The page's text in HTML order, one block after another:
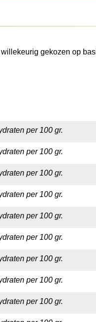
gekozen op
per 100 gr.
per 100 gr.
per 100 gr.
per 100 gr.
per 100 gr.
per 100 gr.
per 100 gr.
per 100 gr.
per 100 gr.